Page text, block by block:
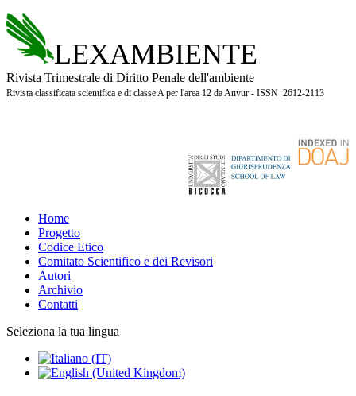
LEXAMBIENTE
Rivista Trimestrale di Diritto Penale dell'ambiente
Rivista classificata scientifica e di classe A per l'area 12 da Anvur - ISSN 2612-2113
Home
Progetto
Codice Etico
Comitato Scientifico e dei Revisori
Autori
Archivio
Contatti
Seleziona la tua lingua